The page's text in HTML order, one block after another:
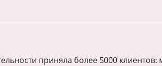
приняла более 5000